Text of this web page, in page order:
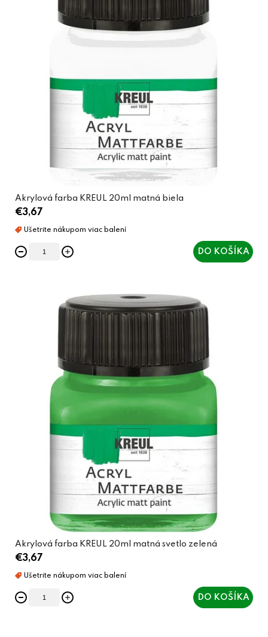
Akrylová farba KREUL 20ml matná biela
€3,67
DO KOŠÍKA
Akrylová farba KREUL 20ml matná svetlo zelená
€3,67
DO KOŠÍKA